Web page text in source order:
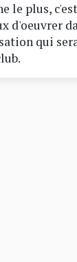
le plus,
d'oeuvrer
qui